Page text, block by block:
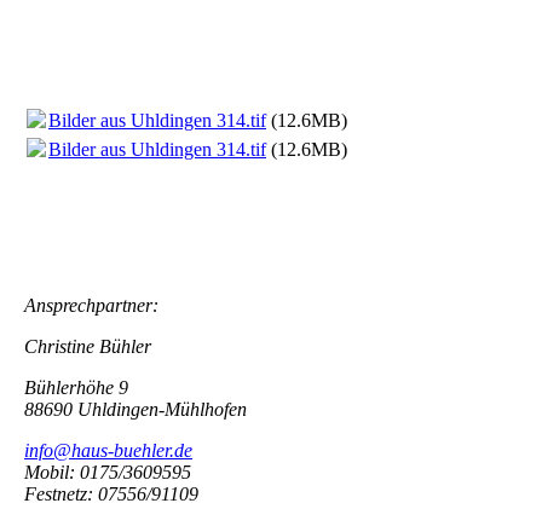
Bilder aus Uhldingen 314.tif(12.6MB)
Bilder aus Uhldingen 314.tif(12.6MB)
Ansprechpartner:
Christine Bühler
Bühlerhöhe 9
88690 Uhldingen-Mühlhofen
info@haus-buehler.de
Mobil: 0175/3609595
Festnetz: 07556/91109